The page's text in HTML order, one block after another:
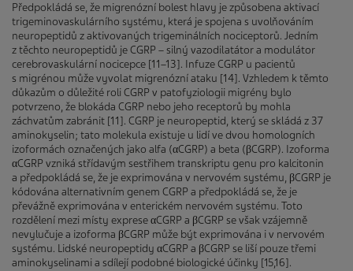
Předpokládá se, že migrenózní bolest hlavy je způsobena aktivací
trigeminovaskulárního systému, která je spojena s uvolňováním
neuropeptidů z aktivovaných trigeminálních nociceptorů. Jedním
z těchto neuropeptidů je CGRP – silný vazodilatátor a modulátor
cerebrovaskulární nocicepce [11–13]. Infuze CGRP u pacientů
s migrénou může vyvolat migrenózní ataku [14]. Vzhledem k těmto
důkazům o důležité roli CGRP v patofyziologii migrény bylo
potvrzeno, že blokáda CGRP nebo jeho receptorů by mohla
záchvatům zabránit [11]. CGRP je neuropeptid, který se skládá z 37
aminokyselin; tato molekula existuje u lidí ve dvou homologních
izoformách označených jako alfa (αCGRP) a beta (βCGRP). Izoforma
αCGRP vzniká střídavým sestřihem transkriptu genu pro kalcitonin
a předpokládá se, že je exprimována v nervovém systému, βCGRP je
kódována alternativním genem CGRP a předpokládá se, že je
převážně exprimována v enterickém nervovém systému. Toto
rozdělení mezi místy exprese αCGRP a βCGRP se však vzájemně
nevylučuje a izoforma βCGRP může být exprimována i v nervovém
systému. Lidské neuropeptidy αCGRP a βCGRP se liší pouze třemi
aminokyselinami a sdílejí podobné biologické účinky [15,16].